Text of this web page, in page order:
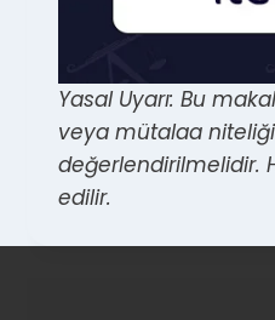
Yasal Uyarı: Bu
veya mütalaa niteliği
değerlendirilmelidir.
edilir.